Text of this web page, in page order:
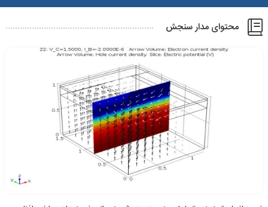
محتوای مدار سنجش